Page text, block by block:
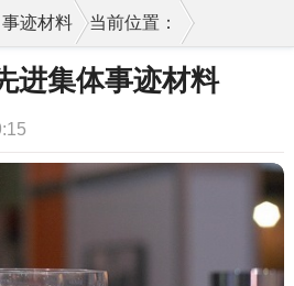
当前位置：
事迹材料
进集体事迹材料